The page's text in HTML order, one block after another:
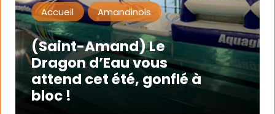
Accueil Amandinois
(Saint-Amand) Le
Dragon d’Eau vous
attend cet été, gonflé à
bloc !